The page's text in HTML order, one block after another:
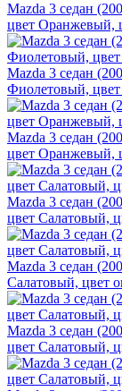
Mazda 3 седан
цвет Оранжевый,
Mazda 3 седан
Фиолетовый,
Mazda 3 седан
цвет Оранжевый,
Mazda 3 седан
цвет Салатовый,
Mazda 3 седан
Салатовый, цвет
Mazda 3 седан
цвет Салатовый,